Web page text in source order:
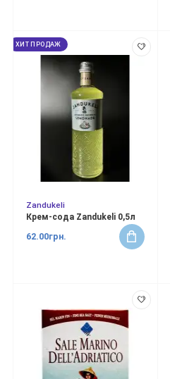
ХИТ ПРОДАЖ
Zandukeli
Крем-сода Zandukeli 0,5л
62.00грн.